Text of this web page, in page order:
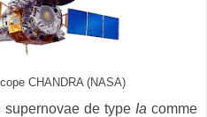
CHANDRA (NASA)
supernovae de type Ia comme